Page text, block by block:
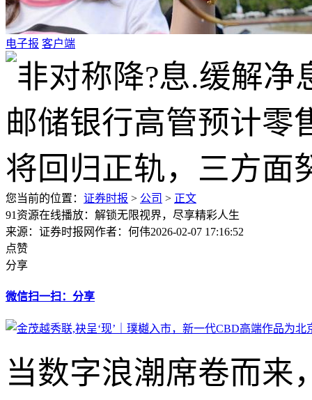
电子报 客户端
您当前的位置： 证券时报 > 公司 > 正文
91资源在线播放：解锁无限视界，尽享精彩人生
来源：证券时报网作者：何伟2026-02-07 17:16:52
点赞
分享
微信扫一扫：分享
当数字浪潮席卷而来